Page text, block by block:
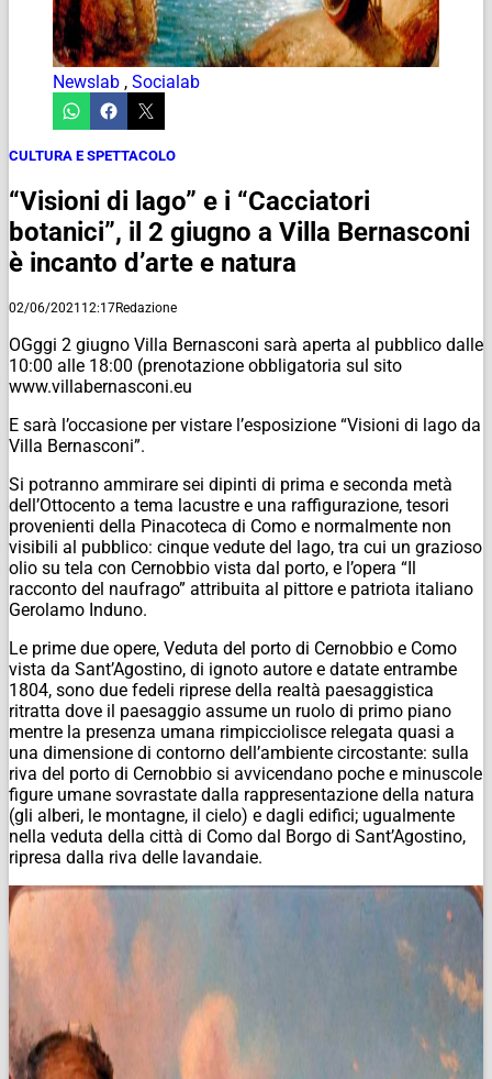
Newslab , Socialab
CULTURA E SPETTACOLO
“Visioni di lago” e i “Cacciatori
botanici”, il 2 giugno a Villa Bernasconi
è incanto d’arte e natura
02/06/2021 12:17Redazione
OGggi 2 giugno Villa Bernasconi sarà aperta al pubblico dalle
10:00 alle 18:00 (prenotazione obbligatoria sul sito
www.villabernasconi.eu
E sarà l’occasione per vistare l’esposizione “Visioni di lago da
Villa Bernasconi”.
Si potranno ammirare sei dipinti di prima e seconda metà
dell’Ottocento a tema lacustre e una raffigurazione, tesori
provenienti della Pinacoteca di Como e normalmente non
visibili al pubblico: cinque vedute del lago, tra cui un grazioso
olio su tela con Cernobbio vista dal porto, e l’opera “Il
racconto del naufrago” attribuita al pittore e patriota italiano
Gerolamo Induno.
Le prime due opere, Veduta del porto di Cernobbio e Como
vista da Sant’Agostino, di ignoto autore e datate entrambe
1804, sono due fedeli riprese della realtà paesaggistica
ritratta dove il paesaggio assume un ruolo di primo piano
mentre la presenza umana rimpicciolisce relegata quasi a
una dimensione di contorno dell’ambiente circostante: sulla
riva del porto di Cernobbio si avvicendano poche e minuscole
figure umane sovrastate dalla rappresentazione della natura
(gli alberi, le montagne, il cielo) e dagli edifici; ugualmente
nella veduta della città di Como dal Borgo di Sant’Agostino,
ripresa dalla riva delle lavandaie.